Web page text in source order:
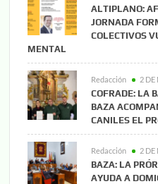
ALTIPLANO:
JORNADA
COLECTIVOS
MENTAL
Redacción 2 DE
COFRADE: LA
BAZA
CANILES EL
Redacción 2 DE
BAZA: LA
AYUDA A